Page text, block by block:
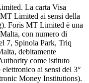
La carta Visa
Limited ai sensi della
Foris MT Limited è una
con numero di
7, Spinola Park, Triq
debitamente
come istituto
ai sensi del 3°
Money Institutions).